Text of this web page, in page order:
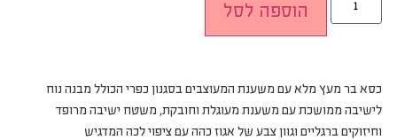
הוספה לסל
כסא בר מעץ מלא עם משענת המעוצבים בסגנון כפרי הכולל מבנה נוח
לישיבה ממושכת עם משענת מעוגלת וחובקת, משטח ישיבה מרופד
וחיזוקים ברגליים וגוון צבע של אגוז כהה עם ציפוי לכה המדגיש